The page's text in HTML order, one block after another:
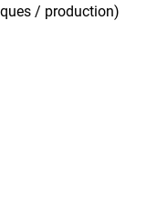
/ production)